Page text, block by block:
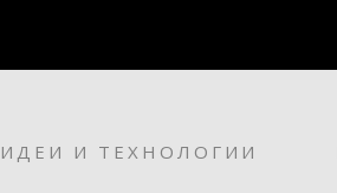
ИДЕИ И ТЕХНОЛОГИИ